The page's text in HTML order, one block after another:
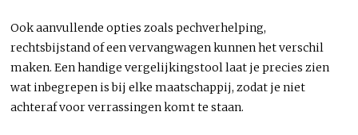
Ook aanvullende opties zoals pechverhelping,
rechtsbijstand of een vervangwagen kunnen het verschil
maken. Een handige vergelijkingstool laat je precies zien
wat inbegrepen is bij elke maatschappij, zodat je niet
achteraf voor verrassingen komt te staan.